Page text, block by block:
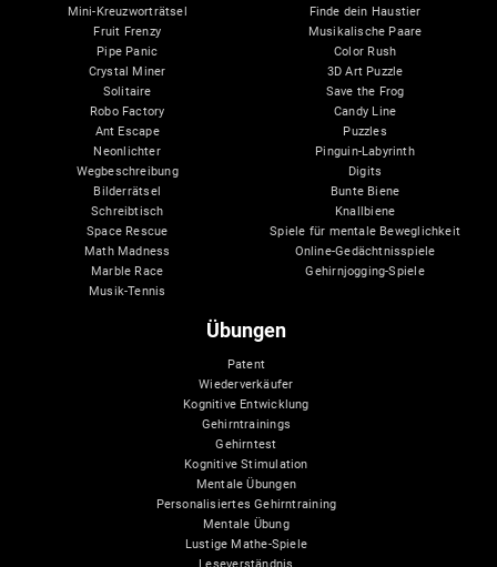
Mini-Kreuzworträtsel
Fruit Frenzy
Pipe Panic
Crystal Miner
Solitaire
Robo Factory
Ant Escape
Neonlichter
Wegbeschreibung
Bilderrätsel
Schreibtisch
Space Rescue
Math Madness
Marble Race
Musik-Tennis
Finde dein Haustier
Musikalische Paare
Color Rush
3D Art Puzzle
Save the Frog
Candy Line
Puzzles
Pinguin-Labyrinth
Digits
Bunte Biene
Knallbiene
Spiele für mentale Beweglichkeit
Online-Gedächtnisspiele
Gehirnjogging-Spiele
Übungen
Patent
Wiederverkäufer
Kognitive Entwicklung
Gehirntrainings
Gehirntest
Kognitive Stimulation
Mentale Übungen
Personalisiertes Gehirntraining
Mentale Übung
Lustige Mathe-Spiele